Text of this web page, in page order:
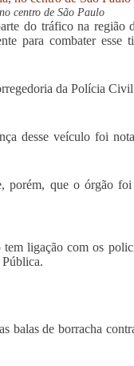
centro de São Paulo
do tráfico na região
para combater esse
da Polícia
desse veículo foi
porém, que o órgão foi
tem ligação com os
balas de borracha